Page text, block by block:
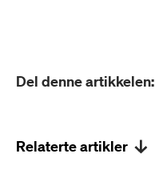
Del denne artikkelen:
Relaterte artikler